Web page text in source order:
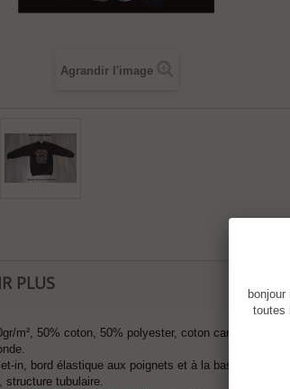
Agrandir l'image
PLUS
m², 50% coton, 50% polyester, coton cardé.
in, bord élastique aux poignets et à la base.
structure tubulaire.
toutes